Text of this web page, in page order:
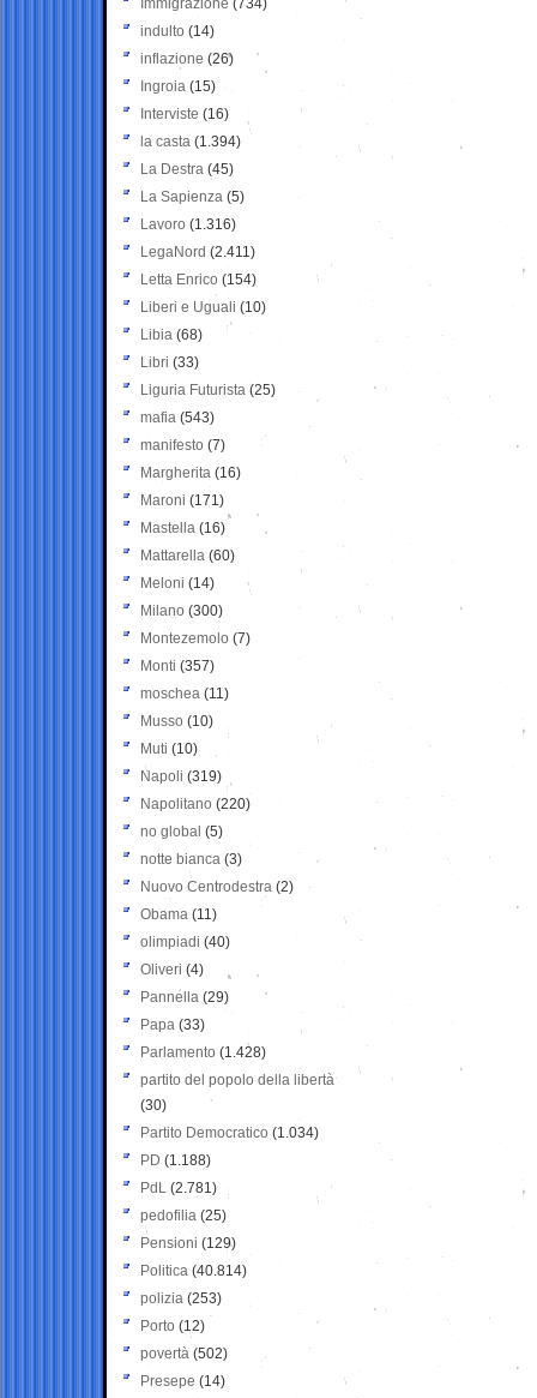
Immigrazione (734)
indulto (14)
inflazione (26)
Ingroia (15)
Interviste (16)
la casta (1.394)
La Destra (45)
La Sapienza (5)
Lavoro (1.316)
LegaNord (2.411)
Letta Enrico (154)
Liberi e Uguali (10)
Libia (68)
Libri (33)
Liguria Futurista (25)
mafia (543)
manifesto (7)
Margherita (16)
Maroni (171)
Mastella (16)
Mattarella (60)
Meloni (14)
Milano (300)
Montezemolo (7)
Monti (357)
moschea (11)
Musso (10)
Muti (10)
Napoli (319)
Napolitano (220)
no global (5)
notte bianca (3)
Nuovo Centrodestra (2)
Obama (11)
olimpiadi (40)
Oliveri (4)
Pannella (29)
Papa (33)
Parlamento (1.428)
partito del popolo della libertà
(30)
Partito Democratico (1.034)
PD (1.188)
PdL (2.781)
pedofilia (25)
Pensioni (129)
Politica (40.814)
polizia (253)
Porto (12)
povertà (502)
Presepe (14)